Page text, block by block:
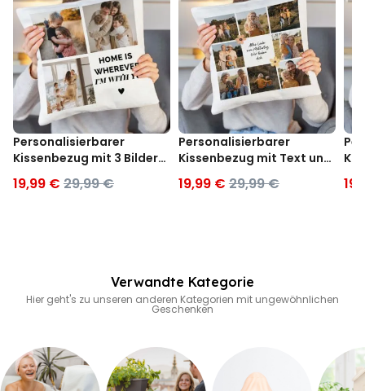
Personalisierbarer
Kissenbezug mit 3 Bildern
und Text
19,99 € 29,99 €
Personalisierbarer
Kissenbezug mit Text und
Symbole
19,99 € 29,99 €
Verwandte Kategorie
Hier geht's zu unseren anderen Kategorien mit ungewöhnlichen
Geschenken